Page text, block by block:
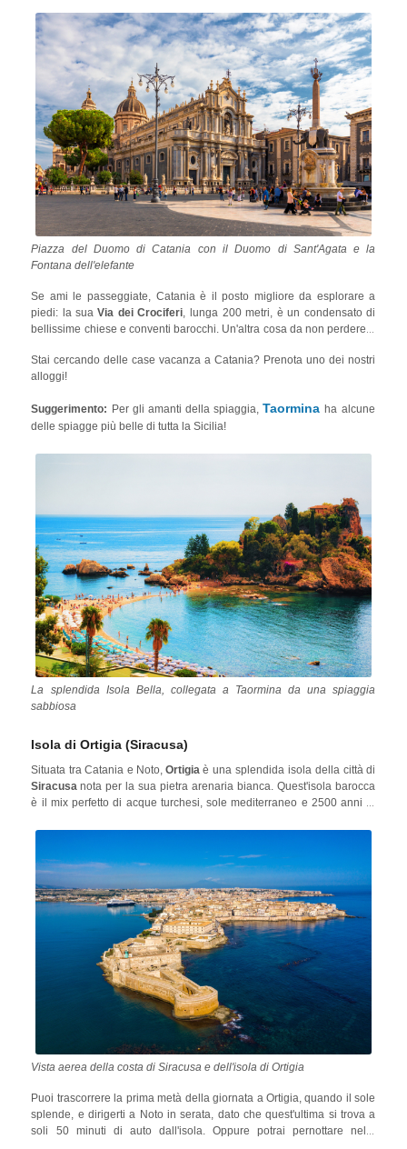
eventuali disgrazie! Il Duomo di Catania merita una visita per la sua
splendida facciata barocca, ma ospita anche la tomba del famoso
compositoreVincenzo Bellini
Piazza del Duomo di Catania con il Duomo di Sant'Agata e la
Fontana dell'elefante
Se ami le passeggiate, Catania è il posto migliore da esplorare a
piedi: la suaVia dei Crociferi, lunga 200 metri, è un condensato di
bellissime chiese e conventi barocchi. Un'altra cosa da non perdere è
giornata di passeggiate in questa splendida città. Se sei stanco di
camminare, ti consigliamo di prendere i tipici autobus rossi di Catania
sue strade e vie. La città ha anche un'incredibile vita notturna,
paragonabile solo a quella di Palermo, quindi non pensare che a
Stai cercando delle case vacanza a Catania? Prenota uno dei nostri
alloggi!
Suggerimento: Per gli amanti della spiaggia,Taorminaha alcune
delle spiagge più belle di tutta la Sicilia!
La splendida Isola Bella, collegata a Taormina da una spiaggia
sabbiosa
Isola di Ortigia (Siracusa)
Situata tra Catania e Noto,Ortigiaè una splendida isola della città di
Siracusanota per la sua pietra arenaria bianca. Quest'isola barocca
è il mix perfetto di acque turchesi, sole mediterraneo e 2500 anni di
Romano
Vista aerea della costa di Siracusa e dell'isola di Ortigia
Puoi trascorrere la prima metà della giornata a Ortigia, quando il sole
splende, e dirigerti a Noto in serata, dato che quest'ultima si trova a
soli 50 minuti di auto dall'isola. Oppure potrai pernottare nella